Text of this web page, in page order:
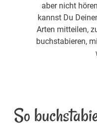
aber nicht
kannst Du
Arten mitteilen,
buchstabieren,
So